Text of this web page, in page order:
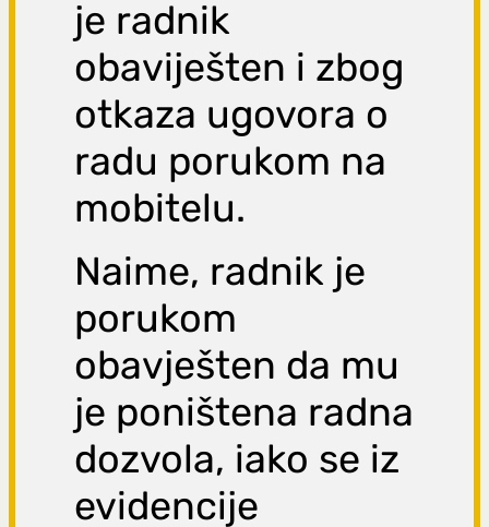
je radnik
obaviješten i zbog
otkaza ugovora o
radu porukom na
mobitelu.
Naime, radnik je
porukom
obavješten da mu
je poništena radna
dozvola, iako se iz
evidencije